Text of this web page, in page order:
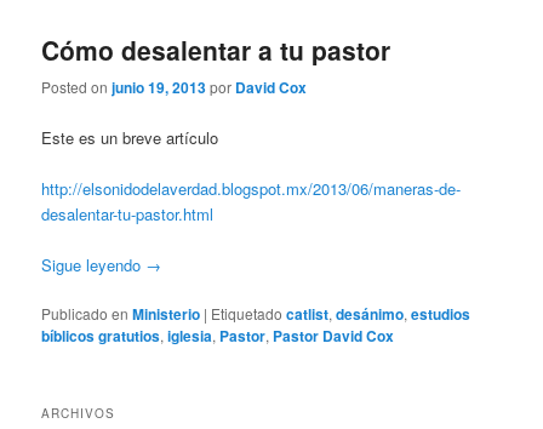
Cómo desalentar a tu pastor
Posted onjunio 19, 2013por David Cox
Este es un breve artículo
http://elsonidodelaverdad.blogspot.mx/2013/06/maneras-de-
desalentar-tu-pastor.html
Sigue leyendo →
Publicado en Ministerio | Etiquetado catlist,desánimo,estudios
bíblicos gratutios,iglesia, Pastor, Pastor David Cox
ARCHIVOS